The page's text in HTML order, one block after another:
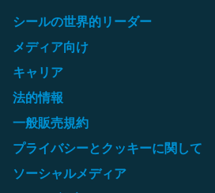
シールの世界的リーダー
メディア向け
キャリア
法的情報
一般販売規約
プライバシーとクッキーに関して
ソーシャルメディア